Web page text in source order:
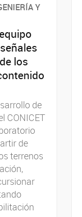
Y
los
de
CONICET
de
terrenos